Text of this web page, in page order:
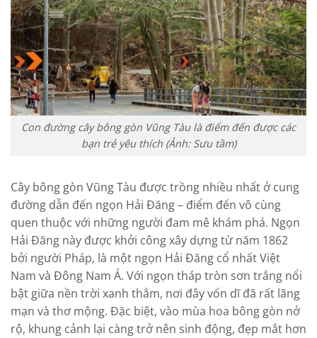
Con đường cây bông gòn Vũng Tàu là điểm đến được các
bạn trẻ yêu thích (Ảnh: Sưu tầm)
Cây bông gòn Vũng Tàu được trồng nhiều nhất ở cung
đường dẫn đến ngọn Hải Đăng – điểm đến vô cùng
quen thuộc với những người đam mê khám phá. Ngọn
Hải Đăng này được khởi công xây dựng từ năm 1862
bởi người Pháp, là một ngọn Hải Đăng cổ nhất Việt
Nam và Đông Nam Á. Với ngọn tháp tròn sơn trắng nổi
bật giữa nền trời xanh thẳm, nơi đây vốn dĩ đã rất lãng
mạn và thơ mộng. Đặc biệt, vào mùa hoa bông gòn nở
rộ, khung cảnh lại càng trở nên sinh động, đẹp mắt hơn